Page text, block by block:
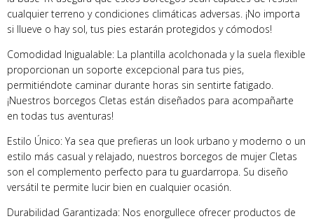
cualquier terreno y condiciones climáticas adversas. ¡No importa
si llueve o hay sol, tus pies estarán protegidos y cómodos!
Comodidad Inigualable: La plantilla acolchonada y la suela flexible
proporcionan un soporte excepcional para tus pies,
permitiéndote caminar durante horas sin sentirte fatigado.
¡Nuestros borcegos Cletas están diseñados para acompañarte
en todas tus aventuras!
Estilo Único: Ya sea que prefieras un look urbano y moderno o un
estilo más casual y relajado, nuestros borcegos de mujer Cletas
son el complemento perfecto para tu guardarropa. Su diseño
versátil te permite lucir bien en cualquier ocasión.
Durabilidad Garantizada: Nos enorgullece ofrecer productos de